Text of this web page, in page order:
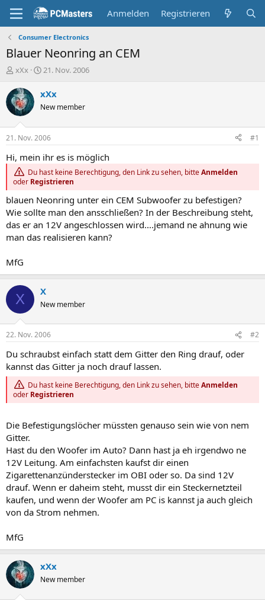
Anmelden Registrieren
Consumer Electronics
Blauer Neonring an CEM
E
s
t
e
e
xXx
E
s
e
l
t
a
m
21. Nov. 2006
xXx
New member
21. Nov. 2006 #1
Hi, mein ihr es is möglich
Du hast keine Berechtigung, den Link zu sehen, bitteAnmelden
oder Registrieren
blauen Neonring unter ein CEM Subwoofer zu befestigen?
Wie sollte man den ansschließen? In der Beschreibung steht,
das er an 12V angeschlossen wird....jemand ne ahnung wie
man das realisieren kann?
MfG
X X
New member
22. Nov. 2006 #2
Du schraubst einfach statt dem Gitter den Ring drauf, oder
kannst das Gitter ja noch drauf lassen.
Du hast keine Berechtigung, den Link zu sehen, bitteAnmelden
oder Registrieren
Die Befestigungslöcher müssten genauso sein wie von nem
Gitter.
Hast du den Woofer im Auto? Dann hast ja eh irgendwo ne
12V Leitung. Am einfachsten kaufst dir einen
Zigarettenanzünderstecker im OBI oder so. Da sind 12V
drauf. Wenn er daheim steht, musst dir ein Steckernetzteil
kaufen, und wenn der Woofer am PC is kannst ja auch gleich
von da Strom nehmen.
MfG
xXx
New member